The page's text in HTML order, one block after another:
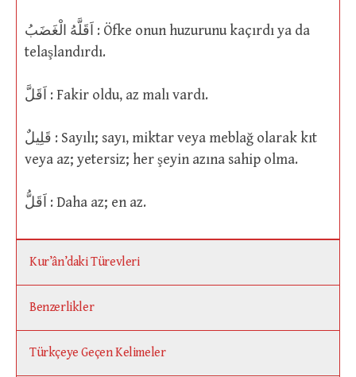
اَقَلَّهُ الْغَضَبُ : Öfke onun huzurunu kaçırdı ya da
telaşlandırdı.
اَقَلَّ : Fakir oldu, az malı vardı.
قَلِيلٌ : Sayılı; sayı, miktar veya meblağ olarak kıt
veya az; yetersiz; her şeyin azına sahip olma.
اَقَلُّ : Daha az; en az.
Kur’ân’daki Türevleri
Benzerlikler
Türkçeye Geçen Kelimeler